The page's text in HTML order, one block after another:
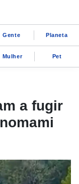
Gente Planeta
Mulher Pet
a fugir